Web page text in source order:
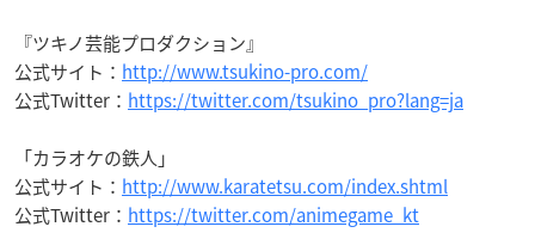
『ツキノ芸能プロダクション』
公式サイト： http://www.tsukino-pro.com/
公式Twitter： https://twitter.com/tsukino_pro?lang=ja
「カラオケの鉄人」
公式サイト： http://www.karatetsu.com/index.shtml
公式Twitter： https://twitter.com/animegame_kt